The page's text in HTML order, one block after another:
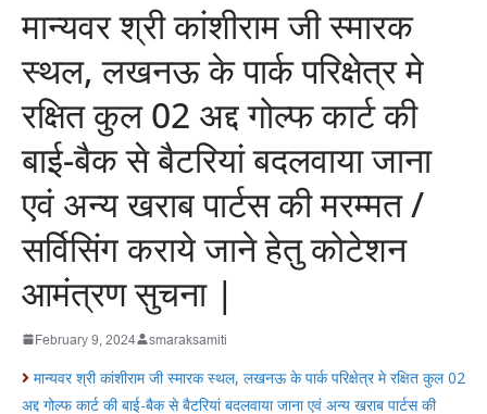
मान्यवर श्री कांशीराम जी स्मारक
स्थल, लखनऊ के पार्क परिक्षेत्र मे
रक्षित कुल 02 अद्द गोल्फ कार्ट की
बाई-बैक से बैटरियां बदलवाया जाना
एवं अन्य खराब पार्टस की मरम्मत /
सर्विसिंग कराये जाने हेतु कोटेशन
आमंत्रण सुचना |
February 9, 2024 smaraksamiti
मान्यवर श्री कांशीराम जी स्मारक स्थल, लखनऊ के पार्क परिक्षेत्र मे रक्षित कुल 02
अद्द गोल्फ कार्ट की बाई-बैक से बैटरियां बदलवाया जाना एवं अन्य खराब पार्टस की